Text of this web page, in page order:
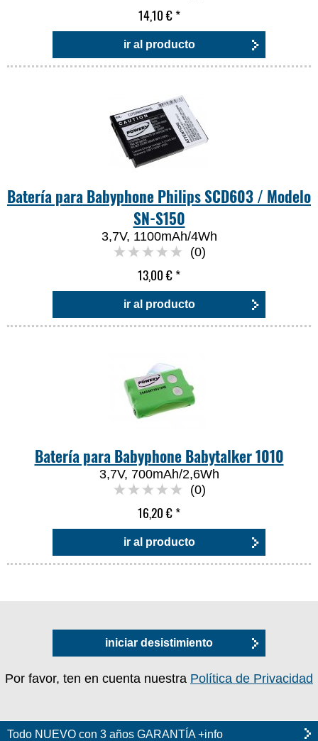
14,10 €*
ir al producto
Batería para Babyphone Philips SCD603 / Modelo
SN-S150
3,7V, 1100mAh/4Wh
(0)
13,00 €*
ir al producto
Batería para Babyphone Babytalker 1010
3,7V, 700mAh/2,6Wh
(0)
16,20 €*
ir al producto
iniciar desistimiento
Por favor, ten en cuenta nuestra Política de Privacidad
Todo NUEVO con 3 años GARANTÍA +info